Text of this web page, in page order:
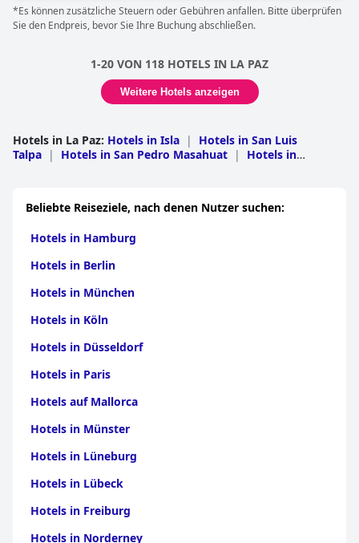
*Es können zusätzliche Steuern oder Gebühren anfallen. Bitte überprüfen
Sie den Endpreis, bevor Sie Ihre Buchung abschließen.
1-20 VON 118 HOTELS IN LA PAZ
Weitere Hotels anzeigen
Hotels in La Paz: Hotels in Isla |
Hotels in San Luis
Talpa | Hotels in San Pedro Masahuat |
Hotels in
Beliebte Reiseziele, nach denen Nutzer suchen:
Hotels in Hamburg
Hotels in Berlin
Hotels in München
Hotels in Köln
Hotels in Düsseldorf
Hotels in Paris
Hotels auf Mallorca
Hotels in Münster
Hotels in Lüneburg
Hotels in Lübeck
Hotels in Freiburg
Hotels in Norderney